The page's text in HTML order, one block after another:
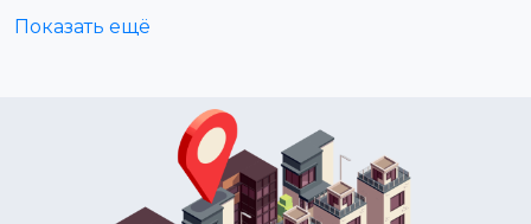
Показать ещё